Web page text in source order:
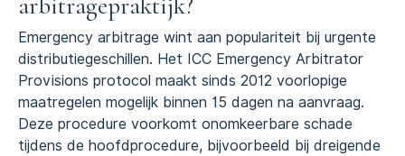
arbitragepraktijk?
Emergency arbitrage wint aan populariteit bij urgente
distributiegeschillen. Het ICC Emergency Arbitrator
Provisions protocol maakt sinds 2012 voorlopige
maatregelen mogelijk binnen 15 dagen na aanvraag.
Deze procedure voorkomt onomkeerbare schade
tijdens de hoofdprocedure, bijvoorbeeld bij dreigende